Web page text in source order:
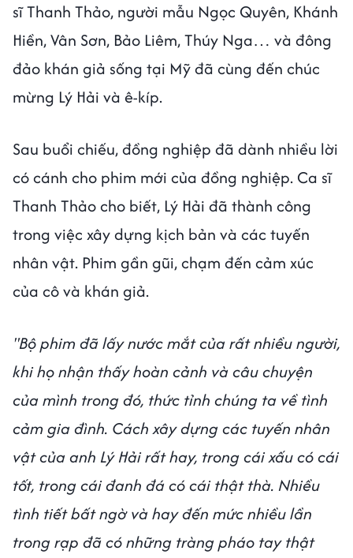
sĩ Thanh Thảo, người mẫu Ngọc Quyên, Khánh
Hiền, Vân Sơn, Bảo Liêm, Thúy Nga… và đông
đảo khán giả sống tại Mỹ đã cùng đến chúc
mừng Lý Hải và ê-kíp.
Sau buổi chiếu, đồng nghiệp đã dành nhiều lời
có cánh cho phim mới của đồng nghiệp. Ca sĩ
Thanh Thảo cho biết, Lý Hải đã thành công
trong việc xây dựng kịch bản và các tuyến
nhân vật. Phim gần gũi, chạm đến cảm xúc
của cô và khán giả.
"Bộ phim đã lấy nước mắt của rất nhiều người,
khi họ nhận thấy hoàn cảnh và câu chuyện
của mình trong đó, thức tỉnh chúng ta về tình
cảm gia đình. Cách xây dựng các tuyến nhân
vật của anh Lý Hải rất hay, trong cái xấu có cái
tốt, trong cái đanh đá có cái thật thà. Nhiều
tình tiết bất ngờ và hay đến mức nhiều lần
trong rạp đã có những tràng pháo tay thật